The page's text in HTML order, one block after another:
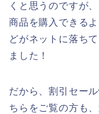
くと思うのですが
商品を購入できる
どがネットに落ち
ました！
だから、割引セー
ちらをご覧の方も